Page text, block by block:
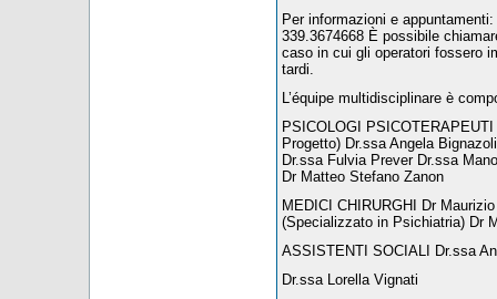
Per informazioni e
339.3674668 È possibile
caso in cui gli operatori fossero
tardi.
L’équipe multidisciplinare è
PSICOLOGI
Progetto) Dr.ssa Angela
Dr.ssa Fulvia Prever Dr.ssa
Dr Matteo Stefano Zanon
MEDICI CHIRURGHI Dr
(Specializzato in Psichiatria) Dr
ASSISTENTI SOCIALI Dr.ssa
Dr.ssa Lorella Vignati